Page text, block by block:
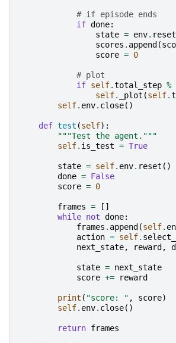
# if episode ends
if done:
state = env. reset
scores . append (
score = 0
# plot
if self.total_step %
self. _plot (self.
self. env. close()
def test (self):
"""Test the agent."""
self. is_test = True
state = self. env. reset ()
done = False
score = 0
frames =
[]
while not done:
frames . append (self.
action = self.
next_state, reward ,
state = next_state
score += reward
print ( "score: " , score)
self. env. close()
return frames